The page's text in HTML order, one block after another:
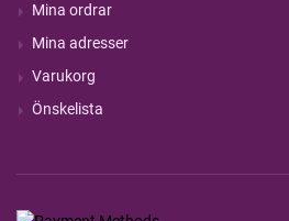
Mina ordrar
Mina adresser
Varukorg
Önskelista